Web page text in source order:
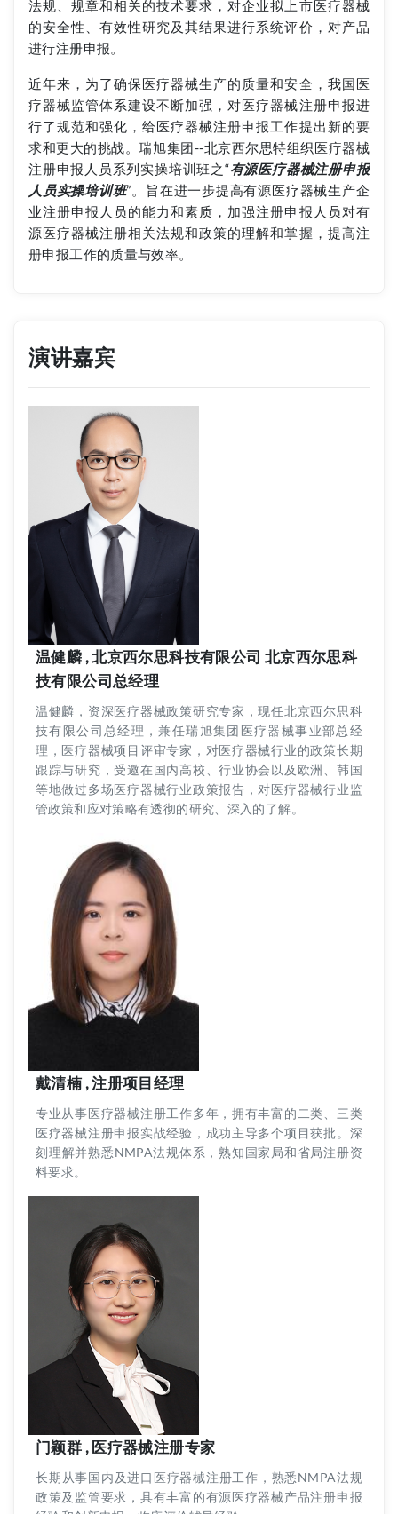
法规、规章和相关的技术要求，对企业拟上市医疗器械
的安全性、有效性研究及其结果进行系统评价，对产品
进行注册申报。
近年来，为了确保医疗器械生产的质量和安全，我国医
疗器械监管体系建设不断加强，对医疗器械注册申报进
行了规范和强化，给医疗器械注册申报工作提出新的要
求和更大的挑战。瑞旭集团--北京西尔思特组织医疗器械
注册申报人员系列实操培训班之“有源医疗器械注册申报
人员实操培训班”。旨在进一步提高有源医疗器械生产企
业注册申报人员的能力和素质，加强注册申报人员对有
源医疗器械注册相关法规和政策的理解和掌握，提高注
册申报工作的质量与效率。
演讲嘉宾
温健麟 , 北京西尔思科技有限公司 北京西尔思科
技有限公司总经理
温健麟，资深医疗器械政策研究专家，现任北京西尔思科
技有限公司总经理，兼任瑞旭集团医疗器械事业部总经
理，医疗器械项目评审专家，对医疗器械行业的政策长期
跟踪与研究，受邀在国内高校、行业协会以及欧洲、韩国
等地做过多场医疗器械行业政策报告，对医疗器械行业监
管政策和应对策略有透彻的研究、深入的了解。
戴清楠 , 注册项目经理
专业从事医疗器械注册工作多年，拥有丰富的二类、三类
医疗器械注册申报实战经验，成功主导多个项目获批。深
刻理解并熟悉NMPA法规体系，熟知国家局和省局注册资
料要求。
门颖群 , 医疗器械注册专家
长期从事国内及进口医疗器械注册工作，熟悉NMPA法规
政策及监管要求，具有丰富的有源医疗器械产品注册申报